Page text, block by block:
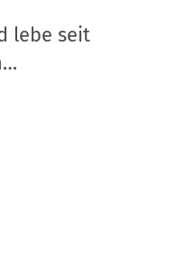
lebe seit